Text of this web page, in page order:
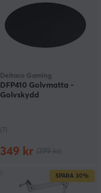
Deltaco Gaming
DFP410 Golvmatta -
Golvskydd
(7)
349 kr
SPARA 30%